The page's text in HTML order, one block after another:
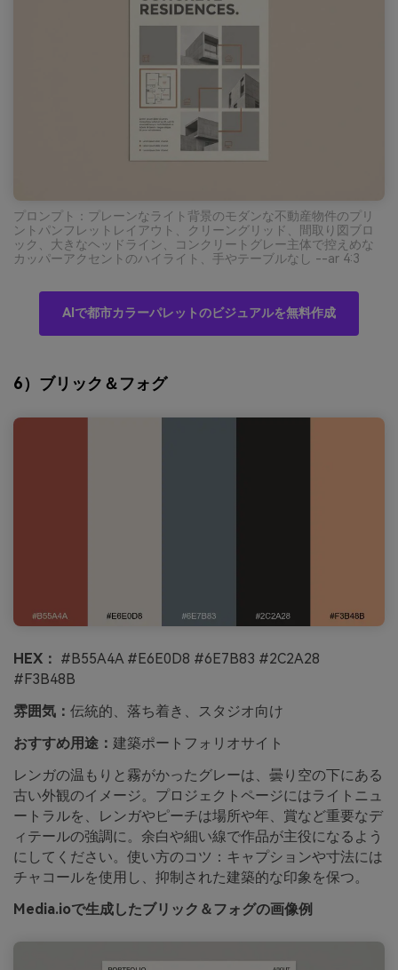
プロンプト：プレーンなライト背景のモダンな不動産物件のプリ
ントパンフレットレイアウト、クリーングリッド、間取り図ブロ
ック、大きなヘッドライン、コンクリートグレー主体で控えめな
カッパーアクセントのハイライト、手やテーブルなし --ar 4:3
AIで都市カラーパレットのビジュアルを無料作成
6）ブリック＆フォグ
HEX： #B55A4A #E6E0D8 #6E7B83 #2C2A28
#F3B48B
雰囲気： 伝統的、落ち着き、スタジオ向け
おすすめ用途： 建築ポートフォリオサイト
レンガの温もりと霧がかったグレーは、曇り空の下にある
古い外観のイメージ。プロジェクトページにはライトニュ
ートラルを、レンガやピーチは場所や年、賞など重要なデ
ィテールの強調に。余白や細い線で作品が主役になるよう
にしてください。使い方のコツ：キャプションや寸法には
チャコールを使用し、抑制された建築的な印象を保つ。
Media.ioで生成したブリック＆フォグの画像例